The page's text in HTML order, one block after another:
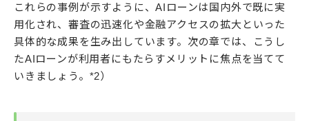
これらの事例が示すように、AIローンは国内外で既に実
用化され、審査の迅速化や金融アクセスの拡大といった
具体的な成果を生み出しています。次の章では、こうし
たAIローンが利用者にもたらすメリットに焦点を当てて
いきましょう。*2）